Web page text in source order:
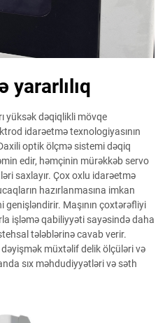
yararlılıq
yüksək dəqiqlikli mövqe
idarəetmə texnologiyasının
optik ölçmə sistemi dəqiq
edir, həmçinin mürəkkəb servo
saxlayır. Çox oxlu idarəetmə
hazırlanmasına imkan
Maşının çoxtərəfliyi
işləmə qabiliyyəti sayəsində daha
tələblərinə cavab verir.
müxtəlif delik ölçüləri və
sıx məhdudiyyətləri və səth